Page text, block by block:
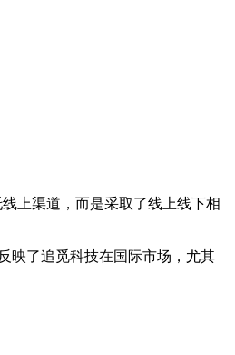
上渠道，而是采取了线上线下相
映了追觅科技在国际市场，尤其